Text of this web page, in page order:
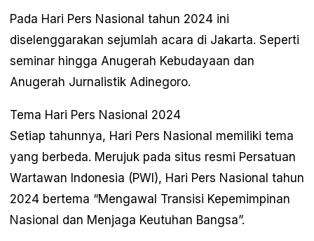
Pada Hari Pers Nasional tahun 2024 ini
diselenggarakan sejumlah acara di Jakarta. Seperti
seminar hingga Anugerah Kebudayaan dan
Anugerah Jurnalistik Adinegoro.
Tema Hari Pers Nasional 2024
Setiap tahunnya, Hari Pers Nasional memiliki tema
yang berbeda. Merujuk pada situs resmi Persatuan
Wartawan Indonesia (PWI), Hari Pers Nasional tahun
2024 bertema “Mengawal Transisi Kepemimpinan
Nasional dan Menjaga Keutuhan Bangsa”.